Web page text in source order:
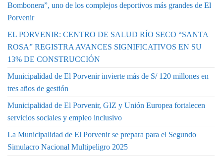
Bombonera”, uno de los complejos deportivos más grandes de El
Porvenir
EL PORVENIR: CENTRO DE SALUD RÍO SECO “SANTA
ROSA” REGISTRA AVANCES SIGNIFICATIVOS EN SU
13% DE CONSTRUCCIÓN
Municipalidad de El Porvenir invierte más de S/ 120 millones en
tres años de gestión
Municipalidad de El Porvenir, GIZ y Unión Europea fortalecen
servicios sociales y empleo inclusivo
La Municipalidad de El Porvenir se prepara para el Segundo
Simulacro Nacional Multipeligro 2025